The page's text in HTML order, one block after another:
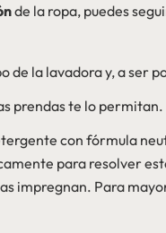
de la ropa, puedes
de la lavadora y, a ser
prendas te lo permitan.
con fórmula
para resolver
impregnan. Para